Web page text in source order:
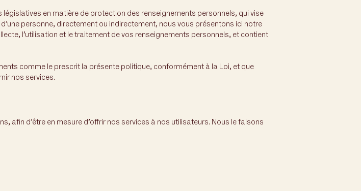
en matière de protection des renseignements personnels, qui vise
personne, directement ou indirectement, nous vous présentons ici notre
l’utilisation et le traitement de vos renseignements personnels, et contient
comme le prescrit la présente politique, conformément à la Loi, et que
nos services.
afin d’être en mesure d’offrir nos services à nos utilisateurs. Nous le faisons